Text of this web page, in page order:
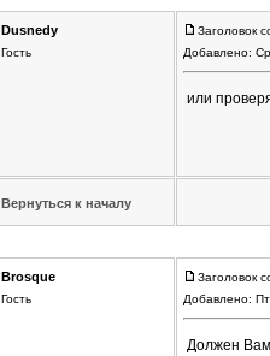
Dusnedy
Гость
Заголовок
Добавлено:
или
Вернуться к началу
Brosque
Гость
Заголовок
Добавлено:
Должен